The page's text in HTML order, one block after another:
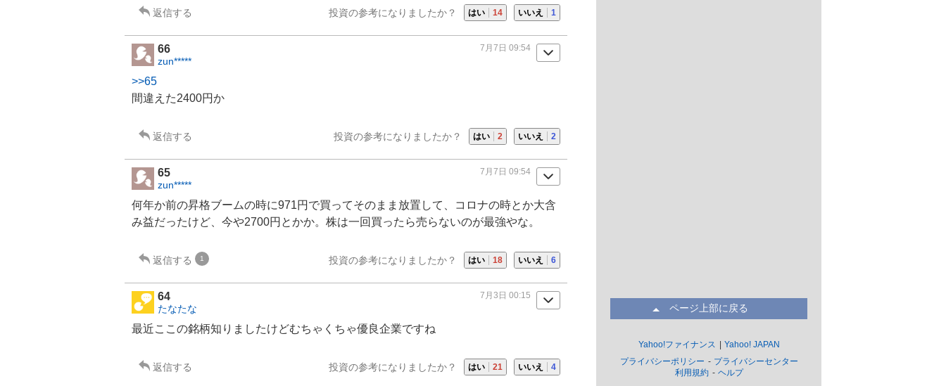
返信する 投資の参考になりましたか？ はい 14 いいえ 1
66
zun*****
7月7日 09:54
>>65
間違えた2400円か
返信する 投資の参考になりましたか？ はい 2 いいえ 2
65
zun*****
7月7日 09:54
何年か前の昇格ブームの時に971円で買ってそのまま放置して、コロナの時とか大含
み益だったけど、今や2700円とかか。株は一回買ったら売らないのが最強やな。
返信する 1 投資の参考になりましたか？ はい 18 いいえ 6
64
たなたな
7月3日 00:15
最近ここの銘柄知りましたけどむちゃくちゃ優良企業ですね
返信する 投資の参考になりましたか？ はい 21 いいえ 4
ページ上部に戻る
Yahoo!ファイナンス
Yahoo! JAPAN
プライバシーポリシー
プライバシーセンター
利用規約
ヘルプ